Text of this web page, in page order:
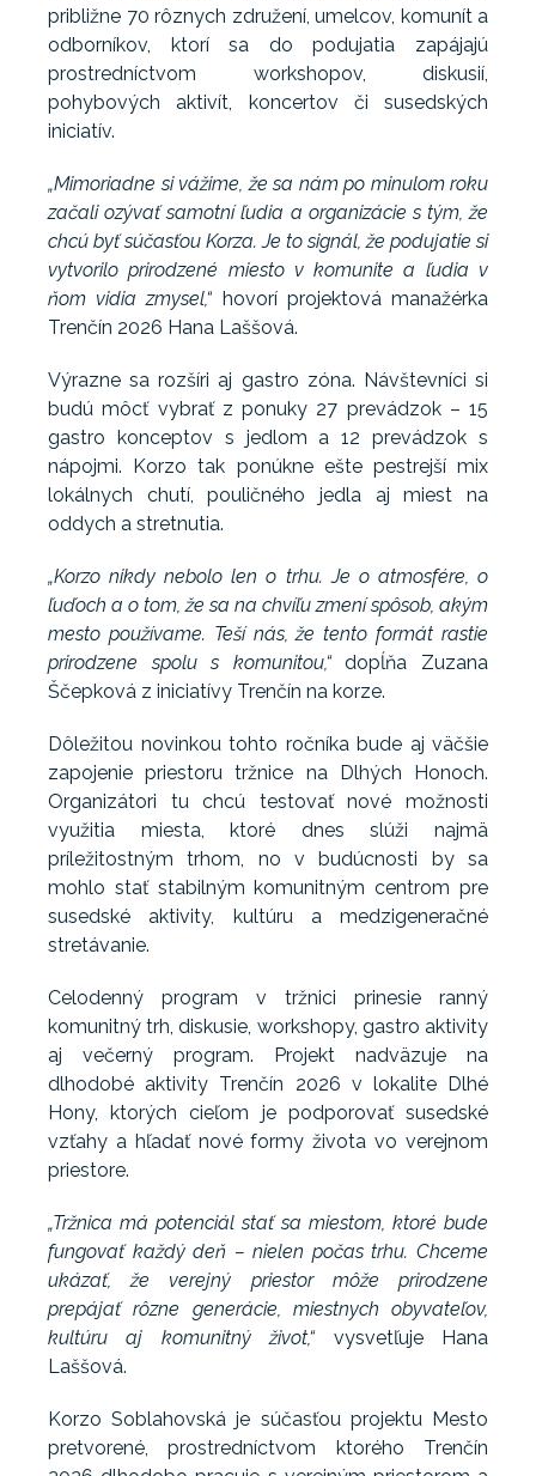
približne 70 rôznych združení, umelcov, komunít a
odborníkov, ktorí sa do podujatia zapájajú
prostredníctvom workshopov, diskusií,
pohybových aktivít, koncertov či susedských
iniciatív.
„Mimoriadne si vážime, že sa nám po minulom roku
začali ozývať samotní ľudia a organizácie s tým, že
chcú byť súčasťou Korza. Je to signál, že podujatie si
vytvorilo prirodzené miesto v komunite a ľudia v
ňom vidia zmysel,“ hovorí projektová manažérka
Trenčín 2026 Hana Laššová.
Výrazne sa rozšíri aj gastro zóna. Návštevníci si
budú môcť vybrať z ponuky 27 prevádzok – 15
gastro konceptov s jedlom a 12 prevádzok s
nápojmi. Korzo tak ponúkne ešte pestrejší mix
lokálnych chutí, pouličného jedla aj miest na
oddych a stretnutia.
„Korzo nikdy nebolo len o trhu. Je o atmosfére, o
ľuďoch a o tom, že sa na chvíľu zmení spôsob, akým
mesto používame. Teší nás, že tento formát rastie
prirodzene spolu s komunitou,“dopĺňa Zuzana
Ščepková z iniciatívy Trenčín na korze.
Dôležitou novinkou tohto ročníka bude aj väčšie
zapojenie priestoru tržnice na Dlhých Honoch.
Organizátori tu chcú testovať nové možnosti
využitia miesta, ktoré dnes slúži najmä
príležitostným trhom, no v budúcnosti by sa
mohlo stať stabilným komunitným centrom pre
susedské aktivity, kultúru a medzigeneračné
stretávanie.
Celodenný program v tržnici prinesie ranný
komunitný trh, diskusie, workshopy, gastro aktivity
aj večerný program. Projekt nadväzuje na
dlhodobé aktivity Trenčín 2026 v lokalite Dlhé
Hony, ktorých cieľom je podporovať susedské
vzťahy a hľadať nové formy života vo verejnom
priestore.
„Tržnica má potenciál stať sa miestom, ktoré bude
fungovať každý deň – nielen počas trhu. Chceme
ukázať, že verejný priestor môže prirodzene
prepájať rôzne generácie, miestnych obyvateľov,
kultúru aj komunitný život,“ vysvetľuje Hana
Laššová.
Korzo Soblahovská je súčasťou projektu Mesto
pretvorené, prostredníctvom ktorého Trenčín